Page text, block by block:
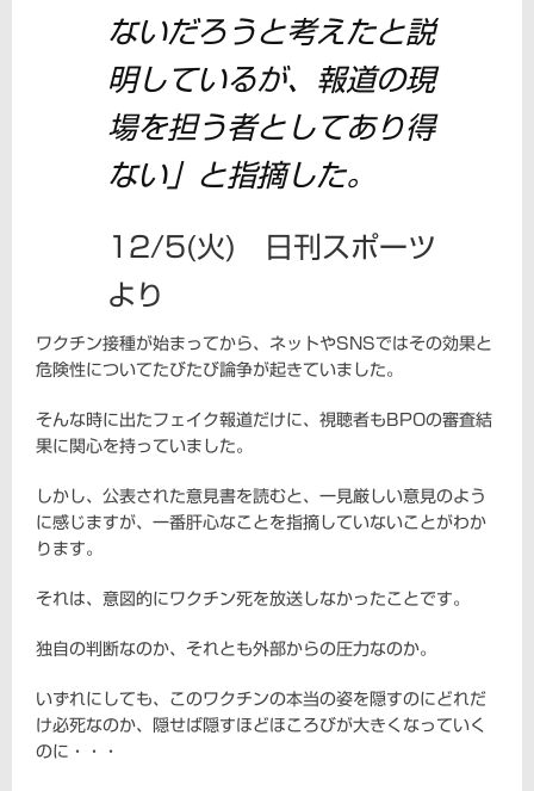
ないだろうと考えたと説
明しているが、報道の現
場を担う者としてあり得
ない」と指摘した。
12/5(火) 日刊スポーツ
より
ワクチン接種が始まってから、ネットやSNSではその効果と
危険性についてたびたび論争が起きていました。
そんな時に出たフェイク報道だけに、視聴者もBPOの審査結
果に関心を持っていました。
しかし、公表された意見書を読むと、一見厳しい意見のよう
に感じますが、一番肝心なことを指摘していないことがわか
ります。
それは、意図的にワクチン死を放送しなかったことです。
独自の判断なのか、それとも外部からの圧力なのか。
いずれにしても、このワクチンの本当の姿を隠すのにどれだ
け必死なのか、隠せば隠すほどほころびが大きくなっていく
のに・・・